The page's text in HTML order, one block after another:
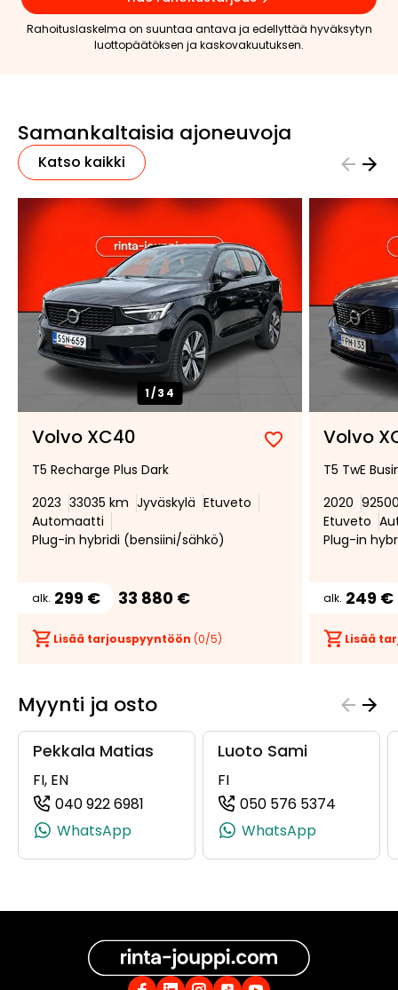
Rahoituslaskelma on suuntaa antava ja edellyttää hyväksytyn
luottopäätöksen ja kaskovakuutuksen.
Samankaltaisia ajoneuvoja
Katso kaikki
1/34
Volvo XC40
Lisää
suosikiksi
Poista
suosikeista
T5 Recharge Plus Dark
2023 33035 km Jyväskylä Etuveto
Automaatti
Plug-in hybridi (bensiini/sähkö)
alk. 299 € 33 880 €
Lisää tarjouspyyntöön (0/5)
Volvo
T5 TwE
2020
Etuveto
Plug-in
alk. 249 €
Lisää
Myynti ja osto
Pekkala Matias
FI, EN
040 922 6981
(+358409226981, 0409226981, +358
WhatsApp
Luoto Sami
FI
050 576 5374
WhatsApp